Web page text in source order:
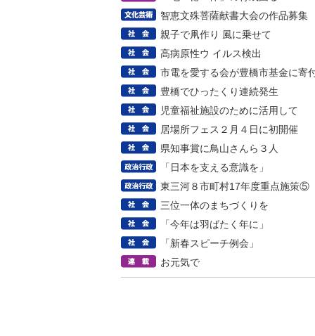
智恵文殊菩薩献書大会の作品募集
親子で凧作り 風に乗せて
高病原性ウ イルス検出
市電を愛する会が豊橋市基金に寄
豊橋でひったくり連続発生
児童福祉施設のために活用して
居場所フェス２月４日に初開催
県知事賞に鳥山さんら３人
「日本を支える意識を」
東三河８市町村17年度重点施策⑤
三位一体のまちづくりを
「今年は羽ばたく年に」
「新春スピーチ例会」
お元気で